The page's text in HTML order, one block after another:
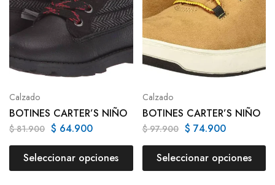
Calzado
BOTINES CARTER’S NIÑO
$81.900 $ 64.900
Seleccionar opciones
Calzado
BOTINES CARTER’S NIÑO
$97.900 $ 74.900
Seleccionar opciones